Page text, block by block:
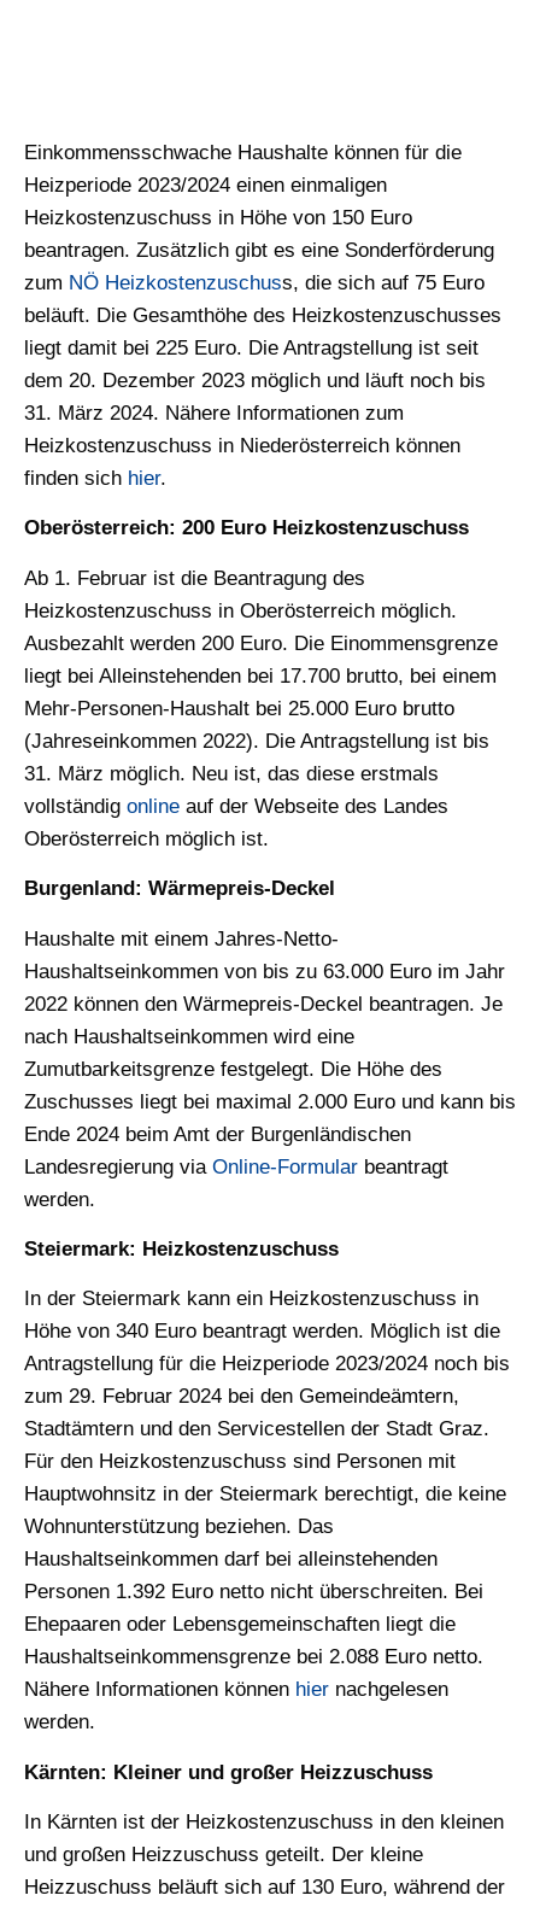
Einkommensschwache Haushalte können für die
Heizperiode 2023/2024 einen einmaligen
Heizkostenzuschuss in Höhe von 150 Euro
beantragen. Zusätzlich gibt es eine Sonderförderung
zum NÖ Heizkostenzuschuss, die sich auf 75 Euro
beläuft. Die Gesamthöhe des Heizkostenzuschusses
liegt damit bei 225 Euro. Die Antragstellung ist seit
dem 20. Dezember 2023 möglich und läuft noch bis
31. März 2024. Nähere Informationen zum
Heizkostenzuschuss in Niederösterreich können
finden sich hier.
Oberösterreich: 200 Euro Heizkostenzuschuss
Ab 1. Februar ist die Beantragung des
Heizkostenzuschuss in Oberösterreich möglich.
Ausbezahlt werden 200 Euro. Die Einommensgrenze
liegt bei Alleinstehenden bei 17.700 brutto, bei einem
Mehr-Personen-Haushalt bei 25.000 Euro brutto
(Jahreseinkommen 2022). Die Antragstellung ist bis
31. März möglich. Neu ist, das diese erstmals
vollständig online auf der Webseite des Landes
Oberösterreich möglich ist.
Burgenland: Wärmepreis-Deckel
Haushalte mit einem Jahres-Netto-
Haushaltseinkommen von bis zu 63.000 Euro im Jahr
2022 können den Wärmepreis-Deckel beantragen. Je
nach Haushaltseinkommen wird eine
Zumutbarkeitsgrenze festgelegt. Die Höhe des
Zuschusses liegt bei maximal 2.000 Euro und kann bis
Ende 2024 beim Amt der Burgenländischen
Landesregierung via Online-Formular beantragt
werden.
Steiermark: Heizkostenzuschuss
In der Steiermark kann ein Heizkostenzuschuss in
Höhe von 340 Euro beantragt werden. Möglich ist die
Antragstellung für die Heizperiode 2023/2024 noch bis
zum 29. Februar 2024 bei den Gemeindeämtern,
Stadtämtern und den Servicestellen der Stadt Graz.
Für den Heizkostenzuschuss sind Personen mit
Hauptwohnsitz in der Steiermark berechtigt, die keine
Wohnunterstützung beziehen. Das
Haushaltseinkommen darf bei alleinstehenden
Personen 1.392 Euro netto nicht überschreiten. Bei
Ehepaaren oder Lebensgemeinschaften liegt die
Haushaltseinkommensgrenze bei 2.088 Euro netto.
Nähere Informationen können hier nachgelesen
werden.
Kärnten: Kleiner und großer Heizzuschuss
In Kärnten ist der Heizkostenzuschuss in den kleinen
und großen Heizzuschuss geteilt. Der kleine
Heizzuschuss beläuft sich auf 130 Euro, während der